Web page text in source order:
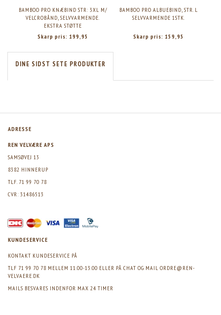
BAMBOO PRO KNÆBIND STR: 3XL M/
VELCROBÅND, SELVVARMENDE.
EKSTRA STØTTE
Skarp pris: 199,95
BAMBOO PRO ALBUEBIND, STR. L
SELVVARMENDE 1STK.
Skarp pris: 159,95
DINE SIDST SETE PRODUKTER
ADRESSE
REN VELVÆRE APS
SAMSØVEJ 13
8382 HINNERUP
TLF. 71 99 70 78
CVR: 31486513
KUNDESERVICE
KONTAKT KUNDESERVICE PÅ
TLF 71 99 70 78 MELLEM 11.00-13.00 ELLER PÅ CHAT OG MAIL ORDRE@REN-
VELVAERE.DK
MAILS BESVARES INDENFOR MAX 24 TIMER